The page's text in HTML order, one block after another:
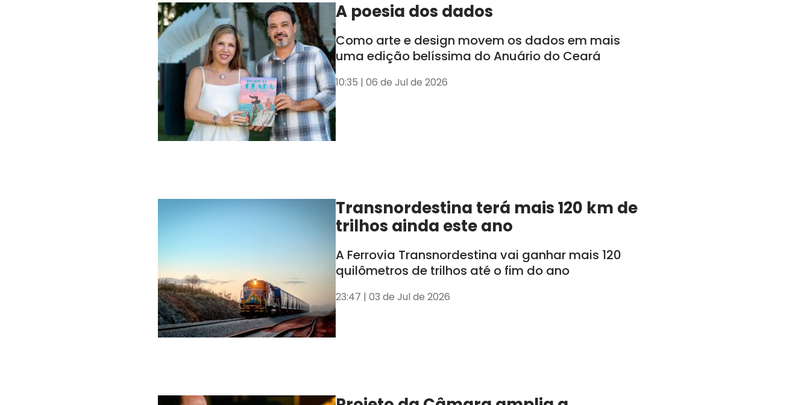
A poesia dos dados
Como arte e design movem os dados em mais
uma edição belíssima do Anuário do Ceará
10:35 | 06 de Jul de 2026
Transnordestina terá mais 120 km de
trilhos ainda este ano
A Ferrovia Transnordestina vai ganhar mais 120
quilômetros de trilhos até o fim do ano
23:47 | 03 de Jul de 2026